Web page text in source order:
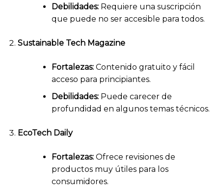
Debilidades:Requiere una suscripción
que puede no ser accesible para todos.
Sustainable Tech Magazine
Fortalezas:Contenido gratuito y fácil
acceso para principiantes.
Debilidades:Puede carecer de
profundidad en algunos temas técnicos.
EcoTech Daily
Fortalezas:Ofrece revisiones de
productos muy útiles para los
consumidores.